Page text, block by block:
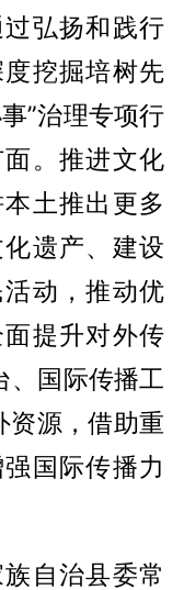
弘扬和践行
挖掘培树先
”治理专项行
。推进文化
土推出更多
遗产、建设
动，推动优
提升对外传
、国际传播工
资源，借助重
国际传播力
自治县委常